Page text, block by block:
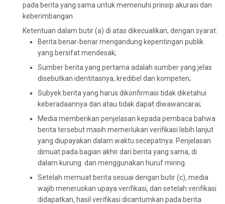
pada berita yang sama untuk memenuhi prinsip akurasi dan
keberimbangan.
Ketentuan dalam butir (a) di atas dikecualikan, dengan syarat:
Berita benar-benar mengandung kepentingan publik
yang bersifat mendesak;
Sumber berita yang pertama adalah sumber yang jelas
disebutkan identitasnya, kredibel dan kompeten;
Subyek berita yang harus dikonfirmasi tidak diketahui
keberadaannya dan atau tidak dapat diwawancarai;
Media memberikan penjelasan kepada pembaca bahwa
berita tersebut masih memerlukan verifikasi lebih lanjut
yang diupayakan dalam waktu secepatnya. Penjelasan
dimuat pada bagian akhir dari berita yang sama, di
dalam kurung dan menggunakan huruf miring.
Setelah memuat berita sesuai dengan butir (c), media
wajib meneruskan upaya verifikasi, dan setelah verifikasi
didapatkan, hasil verifikasi dicantumkan pada berita